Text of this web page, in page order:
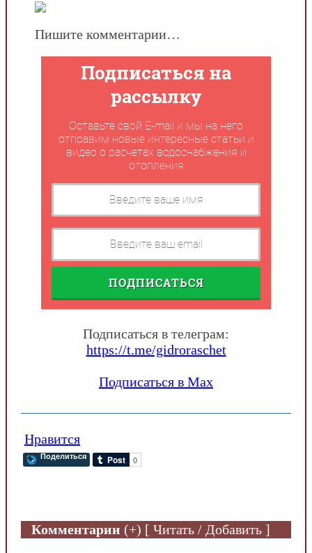
Пишите комментарии…
Подписаться на
рассылку
Оставьте свой E-mail и мы на него
отправим новые интересные статьи и
видео о расчетах водоснабжения и
отопления
ПОДПИСАТЬСЯ
Подписаться в телеграм:
https://t.me/gidroraschet
Подписаться в Max
Нравится
Поделиться
Комментарии (+) [ Читать / Добавить ]